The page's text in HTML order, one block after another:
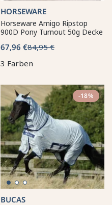
HORSEWARE
Horseware Amigo Ripstop
900D Pony Turnout 50g Decke
67,96 €84,95 €
3 Farben
-18%
BUCAS